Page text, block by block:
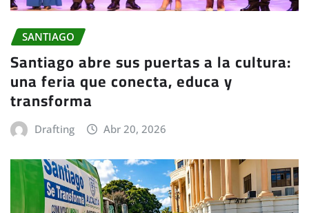
SANTIAGO
Santiago abre sus puertas a la cultura:
una feria que conecta, educa y
transforma
Drafting Abr 20, 2026